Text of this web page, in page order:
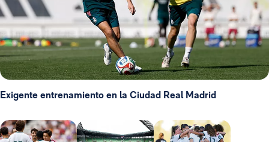
Exigente entrenamiento en la Ciudad Real Madrid